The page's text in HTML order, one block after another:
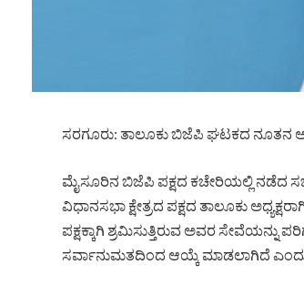
ಸರಗೂರು: ತಾಲೂಕು ಬಿಜೆಪಿ ಘಟಕದ ನೂತನ
ಮೈಸೂರಿನ ಬಿಜೆಪಿ ಪಕ್ಷದ ಕಚೇರಿಯಲ್ಲಿ ನಡೆದ
ವಿಧಾನಸಭಾ ಕ್ಷೇತ್ರದ ಪಕ್ಷದ ತಾಲೂಕು
ಪಕ್ಷಕ್ಕಾಗಿ ಶ್ರಮಿಸುತ್ತಿರುವ ಅವರ
ಸರ್ವಾನುಮತದಿಂದ ಆಯ್ಕೆ ಮಾಡಲಾಗಿದೆ ಎಂದು